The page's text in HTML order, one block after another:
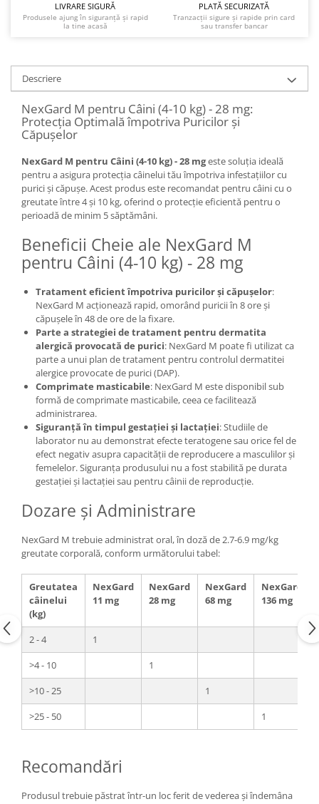
LIVRARE SIGURĂ
Produsele ajung în siguranță și rapid
la tine acasă
PLATĂ SECURIZATĂ
Tranzacții sigure și rapide prin card
sau transfer bancar
Descriere
NexGard M pentru Câini (4-10 kg) - 28 mg:
Protecția Optimală împotriva Puricilor și
Căpușelor
NexGard M pentru Câini (4-10 kg) - 28 mgeste soluția ideală
pentru a asigura protecția câinelui tău împotriva infestațiilor cu
purici și căpușe. Acest produs este recomandat pentru câini cu o
greutate între 4 și 10 kg, oferind o protecție eficientă pentru o
perioadă de minim 5 săptămâni.
Beneficii Cheie ale NexGard M
pentru Câini (4-10 kg) - 28 mg
Tratament eficient împotriva puricilor și căpușelor:
NexGard M acționează rapid, omorând puricii în 8 ore și
căpușele în 48 de ore de la fixare.
Parte a strategiei de tratament pentru dermatita
alergică provocată de purici: NexGard M poate fi utilizat ca
parte a unui plan de tratament pentru controlul dermatitei
alergice provocate de purici (DAP).
Comprimate masticabile: NexGard M este disponibil sub
formă de comprimate masticabile, ceea ce facilitează
administrarea.
Siguranță în timpul gestației și lactației: Studiile de
laborator nu au demonstrat efecte teratogene sau orice fel de
efect negativ asupra capacității de reproducere a masculilor și
femelelor. Siguranța produsului nu a fost stabilită pe durata
gestației și lactației sau pentru câinii de reproducție.
Dozare și Administrare
NexGard M trebuie administrat oral, în doză de 2.7-6.9 mg/kg
greutate corporală, conform următorului tabel:
Greutatea
câinelui
(kg)
NexGard
11 mg
NexGard
28 mg
NexGard
68 mg
NexGard
136 mg
2 - 4
1
>4 - 10
1
>10 - 25
1
>25 - 50
1
Recomandări
Produsul trebuie păstrat într-un loc ferit de vederea și îndemâna